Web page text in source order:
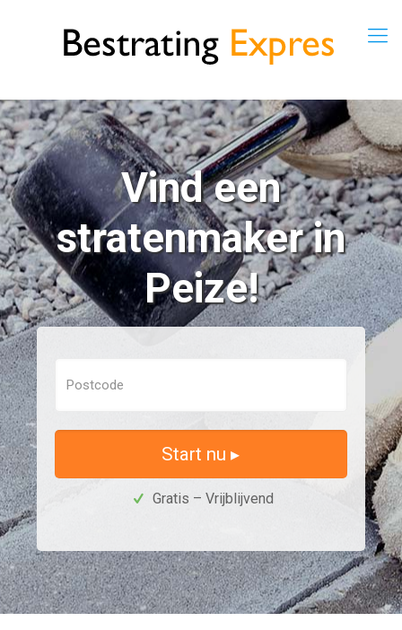
Vind een
stratenmaker in
Peize!
Start nu ▸
Gratis – Vrijblijvend